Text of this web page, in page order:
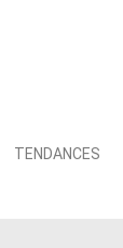
TENDANCES